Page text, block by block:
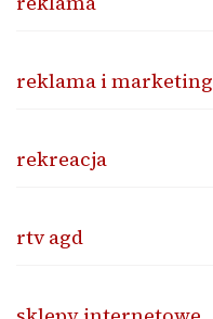
reklama i marketing
rekreacja
rtv agd